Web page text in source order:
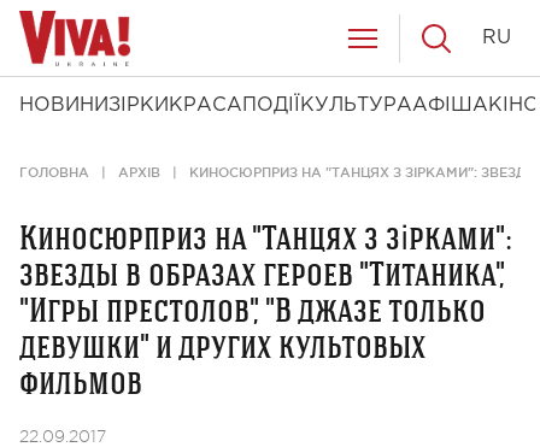
НОВИНИ ЗІРКИ КРАСА ПОДІЇ КУЛЬТУРААФІША КІНО
RU
ГОЛОВНА АРХІВ КИНОСЮРПРИЗ НА "ТАНЦЯХ З ЗІРКАМИ":
Киносюрприз на "Танцях з зірками":
звезды в образах героев "Титаника",
"Игры престолов", "В джазе только
девушки" и других культовых
фильмов
22.09.2017